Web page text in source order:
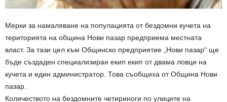
Мерки за намаляване на популацията от бездомни кучета на
територията на община Нови пазар предприема местната
власт. За тази цел към Общинско предприятие „Нови пазар“ ще
бъде създаден специализиран екип екип от двама ловци на
кучета и един администратор. Това съобщиха от Община Нови
пазар.
Количеството на бездомните четириноги по улиците на